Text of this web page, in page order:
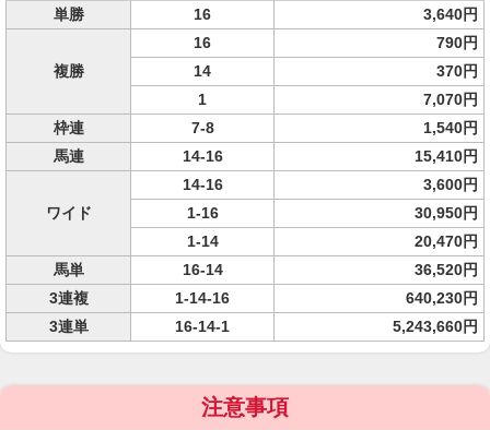
単勝 16 3,640円
複勝
16
790円
14
370円
1
7,070円
枠連
7-8
1,540円
馬連
14-16 15,410円
ワイド
14-16
3,600円
1-16
30,950円
1-14
20,470円
馬単
16-14
36,520円
3連複
1-14-16
640,230円
3連単
16-14-1 5,243,660円
注意事項